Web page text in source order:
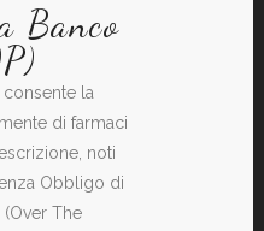
Banco
consente la
di farmaci
noti
Obbligo di
(Over The